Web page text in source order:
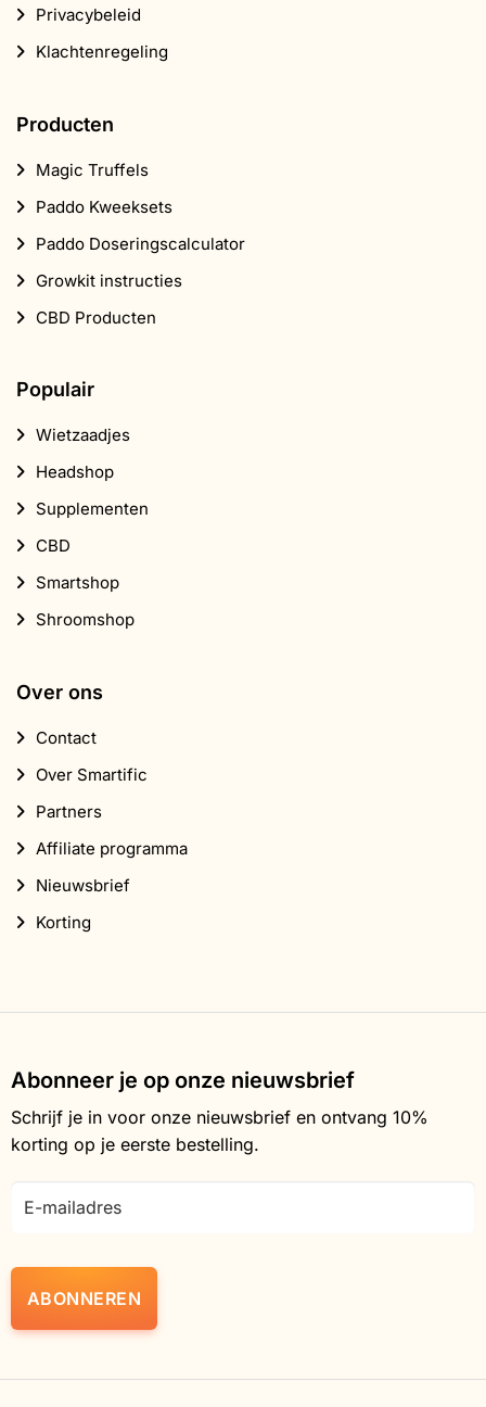
Privacybeleid
Klachtenregeling
Producten
Magic Truffels
Paddo Kweeksets
Paddo Doseringscalculator
Growkit instructies
CBD Producten
Populair
Wietzaadjes
Headshop
Supplementen
CBD
Smartshop
Shroomshop
Over ons
Contact
Over Smartific
Partners
Affiliate programma
Nieuwsbrief
Korting
Abonneer je op onze nieuwsbrief
Schrijf je in voor onze nieuwsbrief en ontvang 10%
korting op je eerste bestelling.
mailadres